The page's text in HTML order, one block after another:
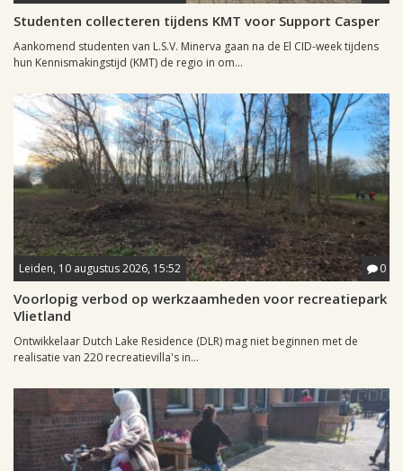
Studenten collecteren tijdens KMT voor Support Casper
Aankomend studenten van L.S.V. Minerva gaan na de El CID-week tijdens
hun Kennismakingstijd (KMT) de regio in om...
Leiden, 10 augustus 2026, 15:52 0
Voorlopig verbod op werkzaamheden voor recreatiepark
Vlietland
Ontwikkelaar Dutch Lake Residence (DLR) mag niet beginnen met de
realisatie van 220 recreatievilla's in...